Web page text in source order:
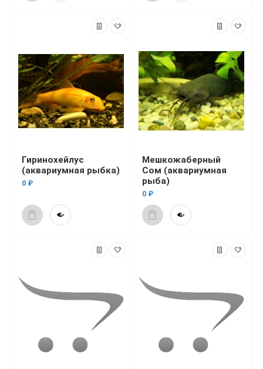
Гиринохейлус
(аквариумная рыбка)
0 ₽
Мешкожаберный
Сом (аквариумная
рыба)
0 ₽